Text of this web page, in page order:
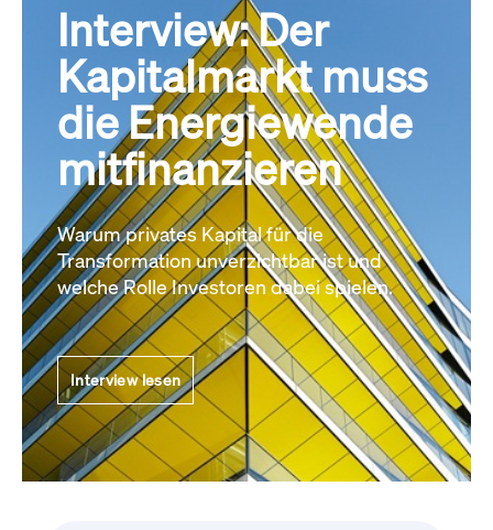
Interview: Der
Kapitalmarkt muss
die Energiewende
mitfinanzieren
Warum privates Kapital für die
Transformation unverzichtbar ist und
welche Rolle Investoren dabei spielen.
Interview lesen